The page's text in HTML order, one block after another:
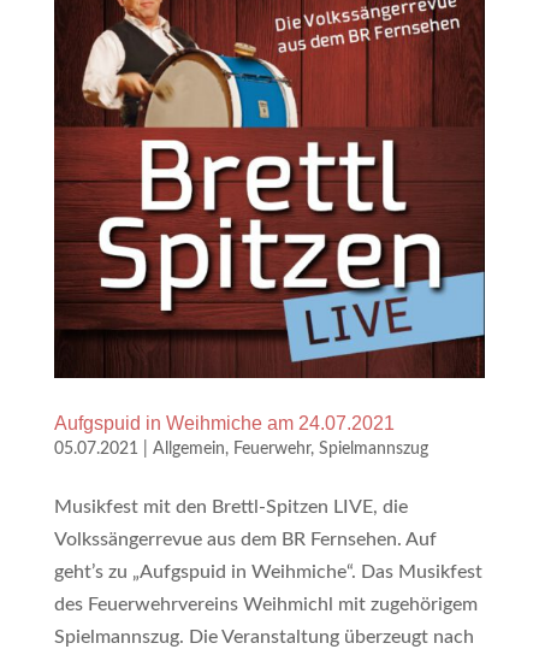
Aufgspuid in Weihmiche am 24.07.2021
05.07.2021 Allgemein, Feuerwehr, Spielmannszug
Musikfest mit den Brettl-Spitzen LIVE, die
Volkssängerrevue aus dem BR Fernsehen. Auf
geht’s zu „Aufgspuid in Weihmiche“. Das Musikfest
des Feuerwehrvereins Weihmichl mit zugehörigem
Spielmannszug. Die Veranstaltung überzeugt nach